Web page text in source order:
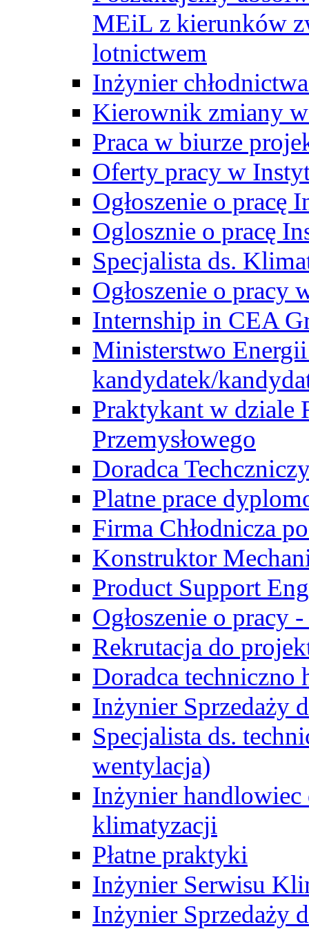
MEiL z kierunków
lotnictwem
Inżynier
Kierownik zmiany
Praca w biurze
Oferty pracy w
Ogłoszenie o pracę
Oglosznie o pracę
Specjalista ds.
Ogłoszenie o pracy
Internship in CEA
Ministerstwo
kandydatek/
Praktykant w dziale
Przemysłowego
Doradca
Platne prace
Firma Chłodnicza
Konstruktor
Product Support
Ogłoszenie o pracy
Rekrutacja do
Doradca techniczno
Inżynier Sprzedaży
Specjalista ds.
wentylacja)
Inżynier handlowiec
klimatyzacji
Płatne praktyki
Inżynier Serwisu
Inżynier Sprzedaży